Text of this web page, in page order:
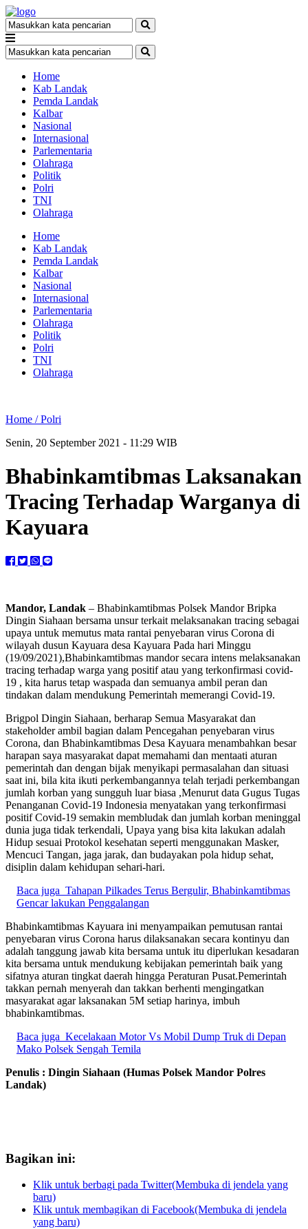
Home
Kab Landak
Pemda Landak
Kalbar
Nasional
Internasional
Parlementaria
Olahraga
Politik
Polri
TNI
Olahraga
Home
Kab Landak
Pemda Landak
Kalbar
Nasional
Internasional
Parlementaria
Olahraga
Politik
Polri
TNI
Olahraga
Home /Polri
Senin, 20 September 2021 - 11:29 WIB
Bhabinkamtibmas Laksanakan
Tracing Terhadap Warganya di
Kayuara
Mandor, Landak – Bhabinkamtibmas Polsek Mandor Bripka
Dingin Siahaan bersama unsur terkait melaksanakan tracing sebagai
upaya untuk memutus mata rantai penyebaran virus Corona di
wilayah dusun Kayuara desa Kayuara Pada hari Minggu
(19/09/2021),Bhabinkamtibmas mandor secara intens melaksanakan
tracing terhadap warga yang positif atau yang terkonfirmasi covid-
19 , kita harus tetap waspada dan semuanya ambil peran dan
tindakan dalam mendukung Pemerintah memerangi Covid-19.
Brigpol Dingin Siahaan, berharap Semua Masyarakat dan
stakeholder ambil bagian dalam Pencegahan penyebaran virus
Corona, dan Bhabinkamtibmas Desa Kayuara menambahkan besar
harapan saya masyarakat dapat memahami dan mentaati aturan
pemerintah dan dengan bijak menyikapi permasalahan dan situasi
saat ini, bila kita ikuti perkembangannya telah terjadi perkembangan
jumlah korban yang sungguh luar biasa ,Menurut data Gugus Tugas
Penanganan Covid-19 Indonesia menyatakan yang terkonfirmasi
positif Covid-19 semakin membludak dan jumlah korban meninggal
dunia juga tidak terkendali, Upaya yang bisa kita lakukan adalah
Hidup sesuai Protokol kesehatan seperti menggunakan Masker,
Mencuci Tangan, jaga jarak, dan budayakan pola hidup sehat,
disiplin dalam kehidupan sehari-hari.
Baca juga Tahapan Pilkades Terus Bergulir, Bhabinkamtibmas
Gencar lakukan Penggalangan
Bhabinkamtibmas Kayuara ini menyampaikan pemutusan rantai
penyebaran virus Corona harus dilaksanakan secara kontinyu dan
adalah tanggung jawab kita bersama untuk itu diperlukan kesadaran
kita bersama untuk mendukung kebijakan pemerintah baik yang
sifatnya aturan tingkat daerah hingga Peraturan Pusat.Pemerintah
takkan pernah menyerah dan takkan berhenti mengingatkan
masyarakat agar laksanakan 5M setiap harinya, imbuh
bhabinkamtibmas.
Baca juga Kecelakaan Motor Vs Mobil Dump Truk di Depan
Mako Polsek Sengah Temila
Penulis : Dingin Siahaan (Humas Polsek Mandor Polres
Landak)
Bagikan ini:
Klik untuk berbagi pada Twitter(Membuka di jendela yang
baru)
Klik untuk membagikan di Facebook(Membuka di jendela
yang baru)